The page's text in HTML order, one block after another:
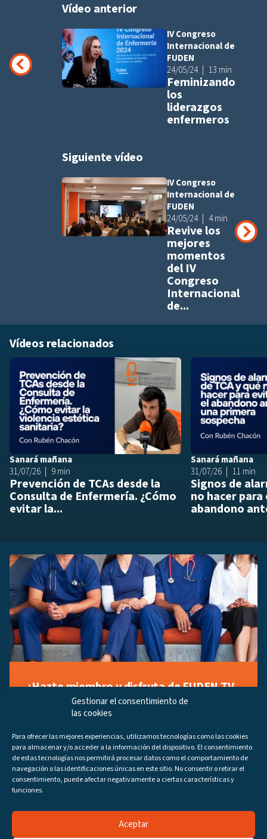
Gestionar el consentimiento de
las cookies
Para ofrecer las mejores experiencias, utilizamos tecnologías como las cookies
para almacenar y/o acceder a la información del dispositivo. El consentimiento
de estas tecnologías nos permitirá procesar datos como el comportamiento de
navegación o las identificaciones únicas en este sitio. No consentir o retirar el
consentimiento, puede afectar negativamente a ciertas características y
funciones.
Aceptar
Vídeo anterior
Añadir a
IV Congreso
Internacional de
FUDEN
24/05/24
13 min
Feminizando
los
liderazgos
enfermeros
Siguiente vídeo
Añadir a
IV Congreso
Internacional de
FUDEN
24/05/24
4 min
Revive los
mejores
momentos
del IV
Congreso
Internacional
de...
Vídeos relacionados
Añadir a
Sanará mañana
31/07/26
9 min
Prevención de TCAs desde la
Consulta de Enfermería. ¿Cómo
evitar la...
Sanará mañana
31/07/26
11 min
Signos de
no hacer
abandono
¡Hazte miembro y disfruta de FUDEN TV
a tu manera!
Regístrate ahora gratuitamente y marca tus videos
los últimos programas disponibles.
Regístrate ahora